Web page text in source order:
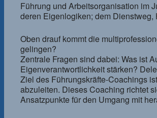
Führung und Arbeitsorganisation im
deren Eigenlogiken; dem
Oben drauf kommt die
gelingen?
Zentrale Fragen sind dabei: Was ist
Eigenverantwortlichkeit stärken?
Ziel des Führungskräfte-Coachings
abzuleiten. Dieses Coaching richtet
Ansatzpunkte für den Umgang mit